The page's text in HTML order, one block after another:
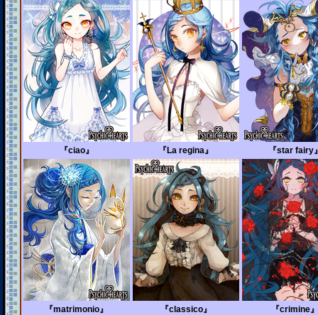
『ciao』 『La regina』 『star fairy
『matrimonio』 『classico』 『crimine』